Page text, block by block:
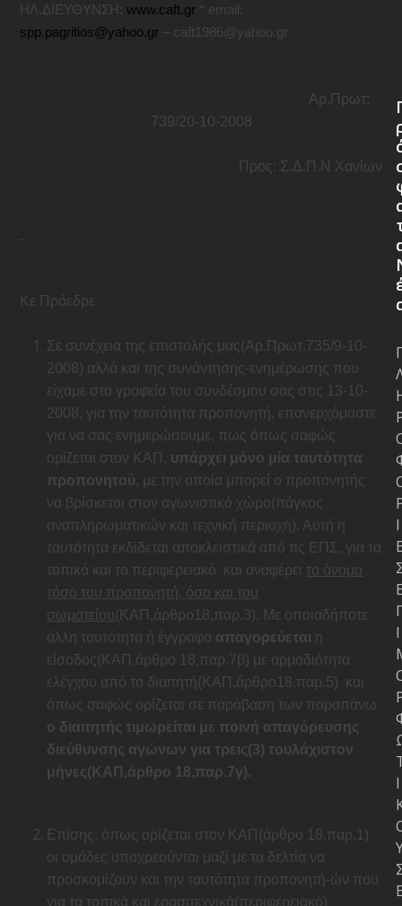
ΗΛ.ΔΙΕΥΘΥΝΣΗ:www.caft.gr * email
spp.pagritios@yahoo.gr – caft1986@yahoo gr
Αρ.Πρωτ:
739/20-10-2008
Προς: Σ.Δ.Π.Ν Χανίων
Κε Πρόεδρε
Σε συνέχεια της επιστολής μας(Αρ.Πρωτ.735/9-10-
2008) αλλά και της συνάντησης-ενημέρωσης που
είχαμε στα γραφεία του συνδέσμου σας στις 13-10-
2008, για την ταυτότητα προπονητή, επανερχόμαστε
για να σας ενημερώσουμε, πως όπως σαφώς
ορίζεται στον ΚΑΠ, υπάρχει μόνο μία ταυτότητα
προπονητού, με την οποία μπορεί ο προπονητής
να βρίσκεται στον αγωνιστικό χώρο(πάγκος
αναπληρωματικών και τεχνική περιοχή). Αυτή η
ταυτότητα εκδίδεται αποκλειστικά από τις ΕΠΣ, για τα
τοπικά και το περιφερειακό και αναφέρει το όνομα
τόσο του προπονητή, όσο και του
σωματείου(ΚΑΠ,άρθρο18,παρ.3). Με οποιαδήποτε
άλλη ταυτότητα ή έγγραφο απαγορεύεται η
είσοδος(ΚΑΠ,άρθρο 18,παρ.7β) με αρμοδιότητα
ελέγχου από το διαιτητή(ΚΑΠ,άρθρο18,παρ.5) και
όπως σαφώς ορίζεται σε παράβαση των παραπάνω
ο διαιτητής τιμωρείται με ποινή απαγόρευσης
διεύθυνσης αγώνων για τρεις(3) τουλάχιστον
μήνες(ΚΑΠ,άρθρο 18,παρ.7γ).
Επίσης, όπως ορίζεται στον ΚΑΠ(άρθρο 18,παρ.1)
οι ομάδες υποχρεούνται μαζί με τα δελτία να
προσκομίζουν και την ταυτότητα προπονητή-ών που
για τα τοπικά και ερασιτεχνικά(περιφερειακό)
Ι
Ι
Ι